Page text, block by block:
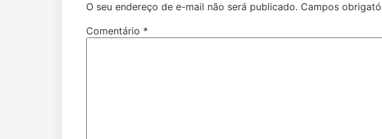
O seu endereço de e-mail não será publicado. Campos
Comentário *